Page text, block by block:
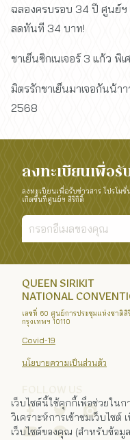
ฉลองครบรอบ 34 ปี ศูนย์ฯ
ลดทันที 34 บาท!
ชาเย็นซิกเนเจอร์ 3 แก้ว พิ
มิตรรักชาเย็นมาเจอกันน้า
2568
ลงทะเบียนเพื่อรั
ลงทะเบียนเพื่อรับข่าวสาร โปรโม
เกิดขึ้นที่ศูนย์ฯ สิริกิติ์
QUEEN SIRIKIT
NATIONAL
เลขที่ 60 ศูนย์การประชุมแห่งชาติ
กรุงเทพฯ 10110
Covid-19
นโยบายความเป็นส่วนตัว
เว็บไซต์นี้ใช้คุกกี้เพื่อช่วยใน
วิเคราะห์การเข้าชมเว็บไซ
เว็บไซต์ของคุณ (สำหรับข้อ